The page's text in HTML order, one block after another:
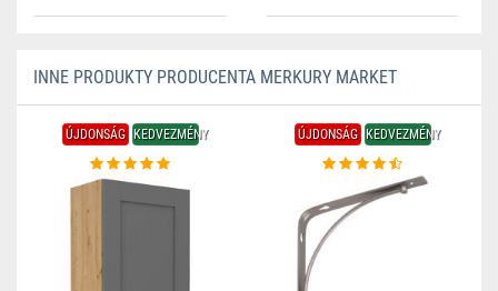
INNE PRODUKTY PRODUCENTA MERKURY MARKET
ÚJDONSÁG KEDVEZMÉNY ÚJDONSÁG KEDVEZMÉNY